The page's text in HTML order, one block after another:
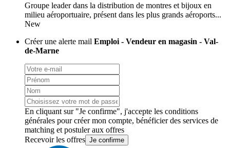
Groupe leader dans la distribution de montres et bijoux en
milieu aéroportuaire, présent dans les plus grands aéroports...
New
Créer une alerte mail Emploi - Vendeur en magasin - Val-
de-Marne
En cliquant sur "Je confirme", j'accepte les conditions
générales pour créer mon compte, bénéficier des services de
matching et postuler aux offres
Recevoir les offres Je confirme